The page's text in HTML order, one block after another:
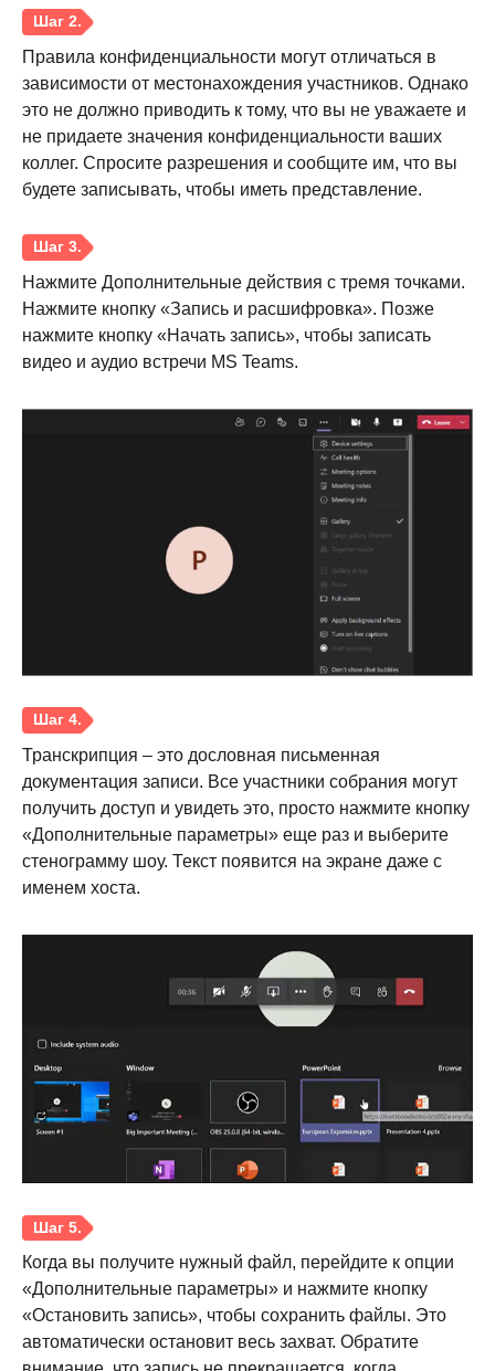
Шаг 2.
Правила конфиденциальности могут отличаться в
зависимости от местонахождения участников. Однако
это не должно приводить к тому, что вы не уважаете и
не придаете значения конфиденциальности ваших
коллег. Спросите разрешения и сообщите им, что вы
будете записывать, чтобы иметь представление.
Нажмите Дополнительные действия с тремя точками.
Нажмите кнопку «Запись и расшифровка». Позже
нажмите кнопку «Начать запись», чтобы записать
видео и аудио встречи MS Teams.
Транскрипция – это дословная письменная
документация записи. Все участники собрания могут
получить доступ и увидеть это, просто нажмите кнопку
«Дополнительные параметры» еще раз и выберите
стенограмму шоу. Текст появится на экране даже с
именем хоста.
Когда вы получите нужный файл, перейдите к опции
«Дополнительные параметры» и нажмите кнопку
«Остановить запись», чтобы сохранить файлы. Это
автоматически остановит весь захват. Обратите